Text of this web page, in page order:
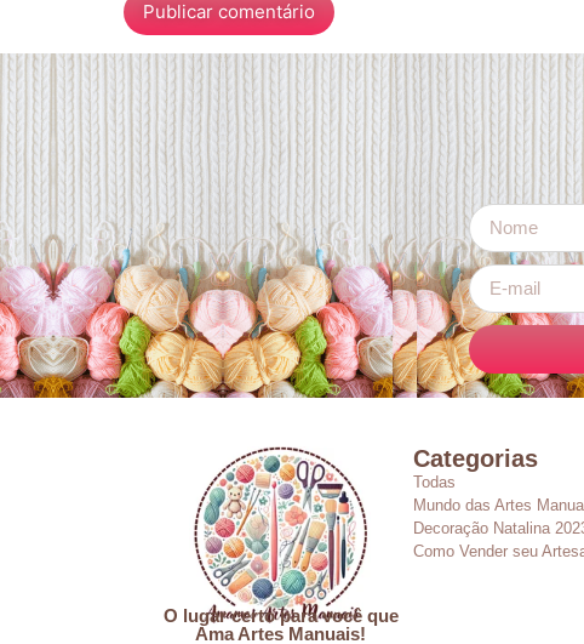
O lugar certo para você que
Ama Artes Manuais!
Categorias
Todas
Mundo das Artes
Decoração Natalina
Como Vender seu